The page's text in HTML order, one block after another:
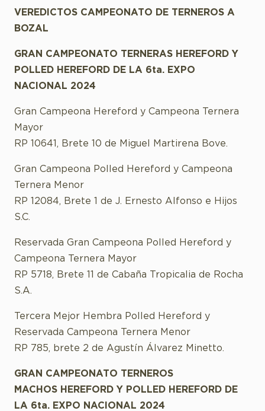
VEREDICTOS CAMPEONATO DE TERNEROS A
BOZAL
GRAN CAMPEONATO TERNERAS HEREFORD Y
POLLED HEREFORD DE LA 6ta. EXPO
NACIONAL 2024
Gran Campeona Hereford y Campeona Ternera
Mayor
RP 10641, Brete 10 de Miguel Martirena Bove.
Gran Campeona Polled Hereford y Campeona
Ternera Menor
RP 12084, Brete 1 de J. Ernesto Alfonso e Hijos
S.C.
Reservada Gran Campeona Polled Hereford y
Campeona Ternera Mayor
RP 5718, Brete 11 de Cabaña Tropicalia de Rocha
S.A.
Tercera Mejor Hembra Polled Hereford y
Reservada Campeona Ternera Menor
RP 785, brete 2 de Agustín Álvarez Minetto.
GRAN CAMPEONATO TERNEROS
MACHOS HEREFORD Y POLLED HEREFORD DE
LA 6ta. EXPO NACIONAL 2024